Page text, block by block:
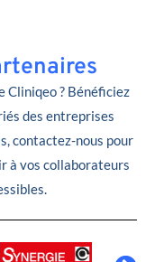
? Bénéficiez
des entreprises
contactez-nous pour
à vos collaborateurs